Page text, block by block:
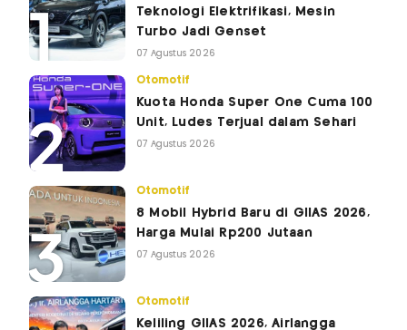
Teknologi Elektrifikasi, Mesin
Turbo Jadi Genset
07 Agustus 2026
Otomotif
Kuota Honda Super One Cuma 100
Unit, Ludes Terjual dalam Sehari
07 Agustus 2026
Otomotif
8 Mobil Hybrid Baru di GIIAS 2026,
Harga Mulai Rp200 Jutaan
07 Agustus 2026
Otomotif
Keliling GIIAS 2026, Airlangga